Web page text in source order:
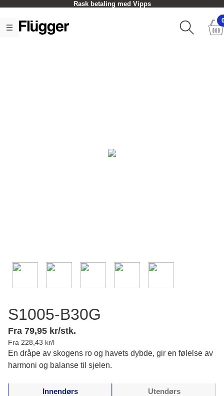
Rask betaling med Vipps
S1005-B30G
Fra 79,95 kr/stk.
Fra 228,43 kr/l
En dråpe av skogens ro og havets dybde, gir en følelse av
harmoni og balanse til sjelen.
Innendørs Utendørs